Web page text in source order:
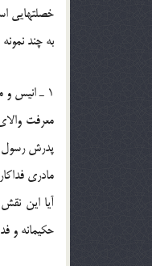
خصلتهايي
به چند
1 ـ انيس و مونس پدر
معرفت
پدرش رسول
مادري
آيا اين
حكيمانه و